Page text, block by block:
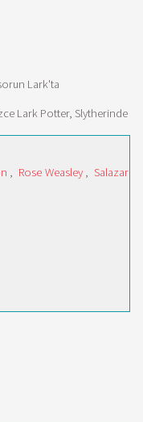
Lark'ta
Lark Potter, Slytherinde
, Rose Weasley , Salazar